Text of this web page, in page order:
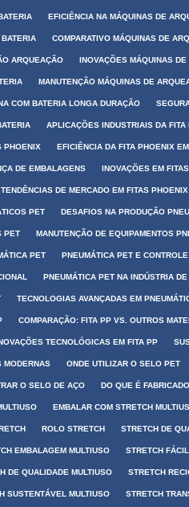
EFICIÊNCIA NA MÁQUINAS DE
COMPARATIVO MÁQUINAS DE
ARQUEAÇÃO INOVAÇÕES MÁQUINAS
MANUTENÇÃO MÁQUINAS DE
COM BATERIA LONGA DURAÇÃO
APLICAÇÕES INDUSTRIAIS DA FITA
PHOENIX EFICIÊNCIA DA FITA PHOENIX
DE EMBALAGENS INOVAÇÕES EM
TENDÊNCIAS DE MERCADO EM FITAS PHOENIX
PET DESAFIOS NA PRODUÇÃO
PET MANUTENÇÃO DE EQUIPAMENTOS
PET PNEUMÁTICA PET E
PNEUMÁTICA PET NA INDÚSTRIA
TECNOLOGIAS AVANÇADAS EM
COMPARAÇÃO: FITA PP VS. OUTROS
TECNOLÓGICAS EM FITA PP
MODERNAS ONDE UTILIZAR O SELO PET
O SELO DE AÇO DO QUE É
EMBALAR COM STRETCH
ROLO STRETCH STRETCH DE
EMBALAGEM MULTIUSO STRETCH FÁCIL
DE QUALIDADE MULTIUSO STRETCH
SUSTENTÁVEL MULTIUSO STRETCH